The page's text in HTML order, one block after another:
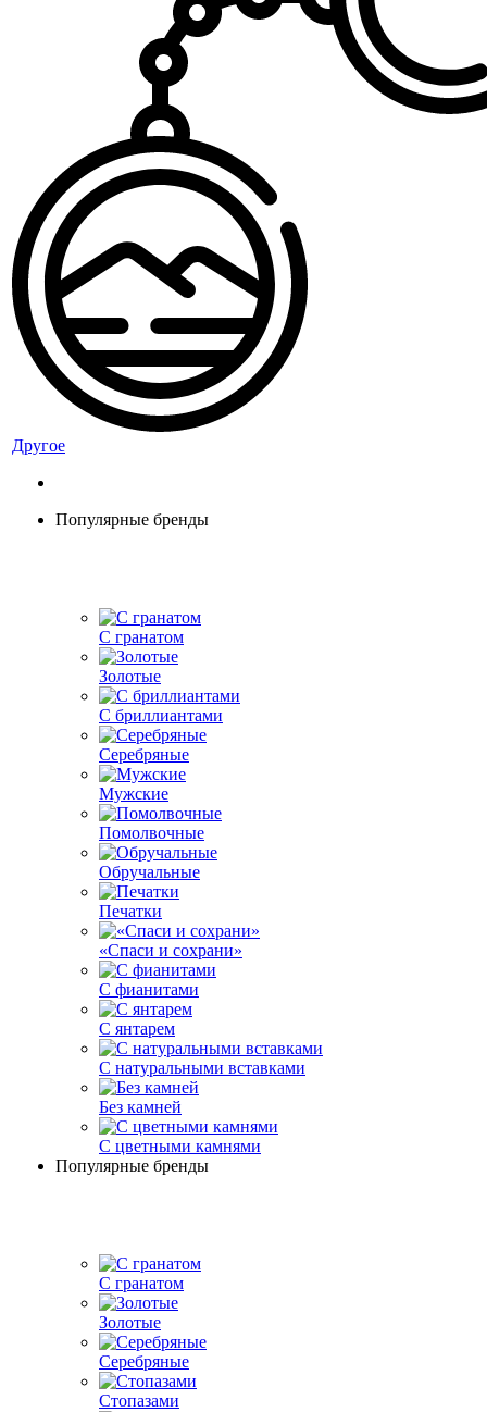
Другое
Популярные бренды
С гранатом
Золотые
С бриллиантами
Серебряные
Мужские
Помолвочные
Обручальные
Печатки
«Спаси и сохрани»
С фианитами
С янтарем
С натуральными вставками
Без камней
С цветными камнями
Популярные бренды
С гранатом
Золотые
Серебряные
Стопазами